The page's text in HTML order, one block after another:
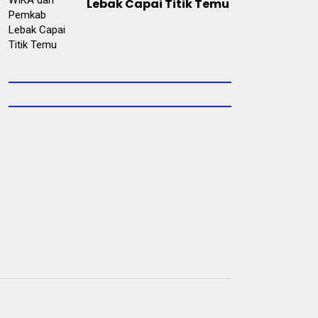
Lebak Capai Titik Temu